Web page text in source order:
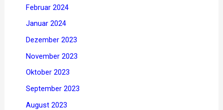
Februar 2024
Januar 2024
Dezember 2023
November 2023
Oktober 2023
September 2023
August 2023